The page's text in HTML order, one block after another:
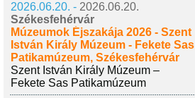
2026.06.20. - 2026.06.20.
Székesfehérvár
Múzeumok Éjszakája 2026 - Szent
István Király Múzeum - Fekete Sas
Patikamúzeum, Székesfehérvár
Szent István Király Múzeum –
Fekete Sas Patikamúzeum